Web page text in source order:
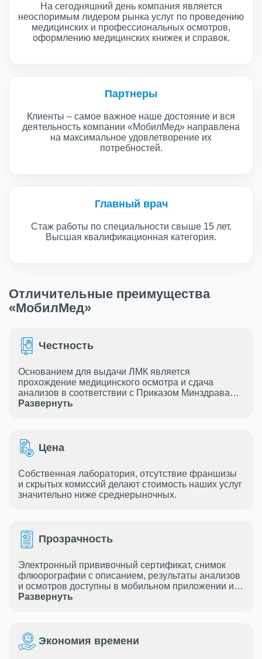
На сегодняшний день компания является
неоспоримым лидером рынка услуг по проведению
медицинских и профессиональных осмотров,
оформлению медицинских книжек и справок.
Партнеры
Клиенты – самое важное наше достояние и вся
деятельность компании «МобилМед» направлена
на максимальное удовлетворение их
потребностей.
Главный врач
Стаж работы по специальности свыше 15 лет.
Высшая квалификационная категория.
Отличительные преимущества
«МобилМед»
Честность
Основанием для выдачи ЛМК является
прохождение медицинского осмотра и сдача
анализов в соответствии с Приказом Минздрава
России от 28.01.2021 г. № 29н.
Развернуть
Цена
Собственная лаборатория, отсутствие франшизы
и скрытых комиссий делают стоимость наших услуг
значительно ниже среднерыночных.
Прозрачность
Электронный прививочный сертификат, снимок
флюорографии с описанием, результаты анализов
и осмотров доступны в мобильном приложении и в
Развернуть
Экономия времени